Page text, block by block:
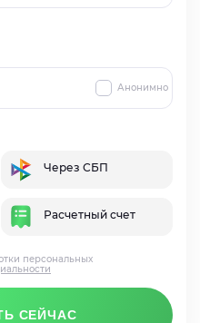
Анонимно
Через СБП
Расчетный счет
СЕЙЧАС
персональных